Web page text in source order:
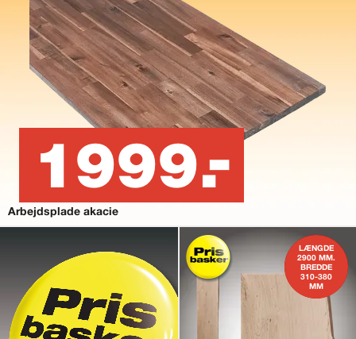
1999.-
Arbejdsplade akacie
LÆNGDE
2900 MM.
BREDDE
310-380
MM